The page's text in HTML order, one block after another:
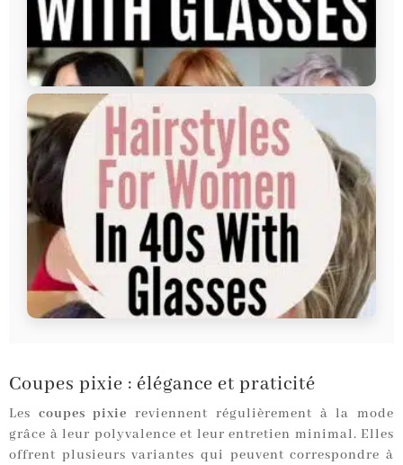
Coupes pixie : élégance et praticité
Les coupes pixie reviennent régulièrement à la mode
grâce à leur polyvalence et leur entretien minimal. Elles
offrent plusieurs variantes qui peuvent correspondre à